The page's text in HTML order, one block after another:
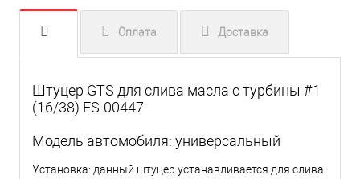
Оплата Доставка
Штуцер GTS для слива масла с турбины #1
(16/38) ES-00447
Модель автомобиля: универсальный
Установка: данный штуцер устанавливается для слива